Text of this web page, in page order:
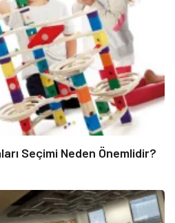
Seçimi Neden Önemlidir?